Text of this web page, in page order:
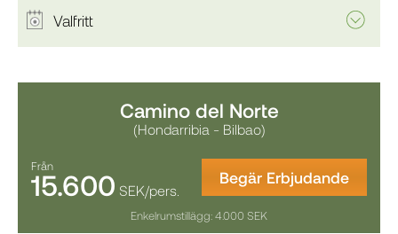
Valfritt
Camino del Norte
(Hondarribia - Bilbao)
Från
15.600 SEK/pers.
Begär Erbjudande
Enkelrumstillägg: 4.000 SEK